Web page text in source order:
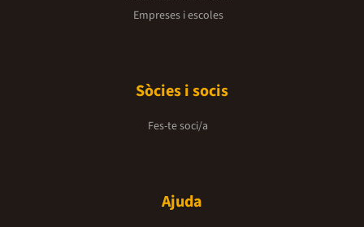
Empreses i escoles
Sòcies i socis
Fes-te soci/a
Ajuda